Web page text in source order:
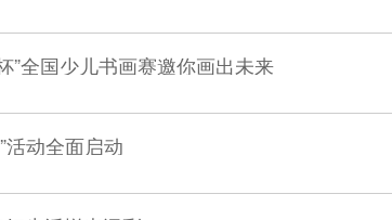
”全国少儿书画赛邀你画出未来
活动全面启动